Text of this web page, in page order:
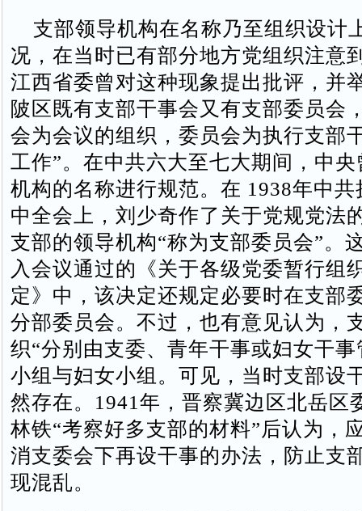
支部领导机构在名称乃至组织设计
况，在当时已有部分地方党组织注意
江西省委曾对这种现象提出批评，并
陂区既有支部干事会又有支部委员会
会为会议的组织，委员会为执行支部
工作”。在中共六大至七大期间，中
机构的名称进行规范。在 1938年中
中全会上，刘少奇作了关于党规党法
支部的领导机构“称为支部委员会”。
入会议通过的《关于各级党委暂行组
定》中，该决定还规定必要时在支部
分部委员会。不过，也有意见认为，
织“分别由支委、青年干事或妇女干事
小组与妇女小组。可见，当时支部设
然存在。1941年，晋察冀边区北岳区
林铁“考察好多支部的材料”后认为，
消支委会下再设干事的办法，防止支
现混乱。